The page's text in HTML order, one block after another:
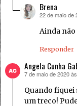
Brena
disse:
22 de maio de
Ainda não
Responder
Angela Cunha
disse:
7 de maio de 2020
Quando fiquei
um treco!